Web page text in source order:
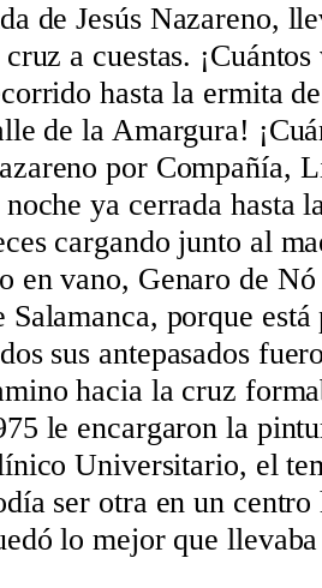
de Jesús Nazareno,
a cuestas.
hasta la ermita
de la Amargura!
por Compañía,
ya cerrada hasta
cargando junto al
en vano, Genaro de
Salamanca, porque
sus antepasados
hacia la cruz
le encargaron la
Universitario, el
ser otra en un
lo mejor que